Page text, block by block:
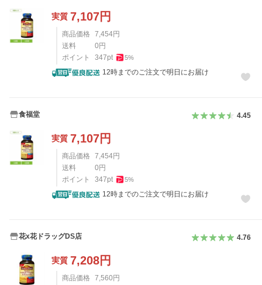
実質 7,107円
商品価格 7,454円
送料
0 円
ポイント
347pt 5%
12時までのご注文で明日にお届け
食福堂 4.45
実質 7,107円
商品価格 7,454円
送料
0 円
ポイント
347pt 5%
12時までのご注文で明日にお届け
花x花ドラッグDS店 4.76
実質 7,208円
商品価格 7,560 円